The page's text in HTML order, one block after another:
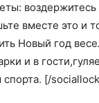
воздержитесь
вместе это и
Новый год
и в гости,
[/